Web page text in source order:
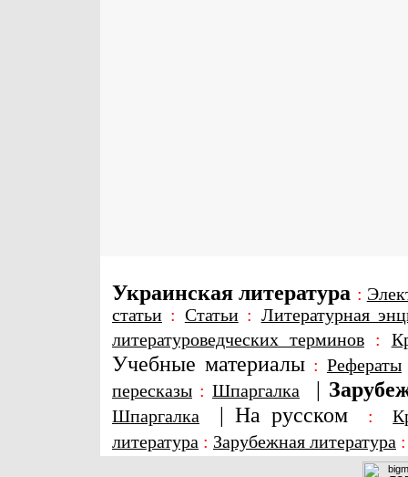
Украинская литература :
статьи : Статьи: Литературная
литературоведческих терминов:
Учебные материалы : Рефераты
пересказы : Шпаргалка |
Шпаргалка | На русском :
литература : Зарубежная литература